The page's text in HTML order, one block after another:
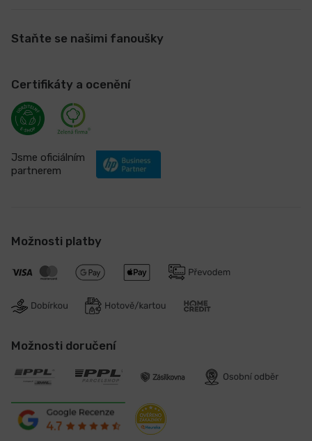
Staňte se našimi fanoušky
Certifikáty a ocenění
Jsme oficiálním
partnerem
Možnosti platby
Možnosti doručení